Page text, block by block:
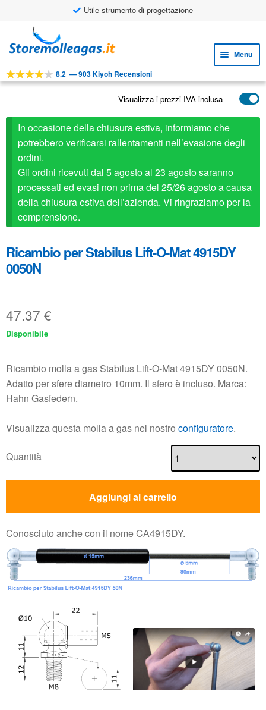
Utile strumento di progettazione
alla
al
Menu
STRUMENTI
il
menu
child
child
APPLICAZIONI
SERVIZIO CLIENTI
child
FAQ
8.2 —903 Kiyoh Recensioni
Visualizza i prezzi IVA inclusa
In occasione della chiusura estiva, informiamo che
potrebbero verificarsi rallentamenti nell’evasione degli
ordini.
Gli ordini ricevuti dal 5 agosto al 23 agosto saranno
processati ed evasi non prima del 25/26 agosto a causa
della chiusura estiva dell’azienda. Vi ringraziamo per la
comprensione.
Ricambio per Stabilus Lift-O-Mat 4915DY
0050N
47.37 €
Disponibile
Ricambio molla a gas Stabilus Lift-O-Mat 4915DY 0050N.
Adatto per sfere diametro 10mm. Il sfero è incluso. Marca:
Hahn Gasfedern.
Visualizza questa molla a gas nel nostro configuratore.
Quantità
Aggiungi al carrello
Conosciuto anche con il nome CA4915DY.